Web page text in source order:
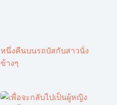
หนึ่งคืนบนรถบัสกับสาวนั่ง
ข้างๆ